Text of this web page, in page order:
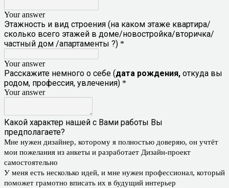
Your answer
Этажность и вид строения (на каком этаже квартира/
сколько всего этажей в доме/новостройка/вторичка/
частный дом /апартаменты ?) *
Your answer
Расскажите немного о себе (дата рождения, откуда вы
родом, профессия, увлечения) *
Your answer
Какой характер нашей с Вами работы Вы
предполагаете?
Мне нужен дизайнер, которому я полностью доверяю, он учтёт
мои пожелания из анкеты и разработает Дизайн-проект
самостоятельно
У меня есть несколько идей, и мне нужен профессионал, который
поможет грамотно вписать их в будущий интерьер